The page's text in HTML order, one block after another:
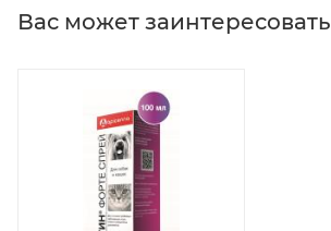
Вас может заинтересовать